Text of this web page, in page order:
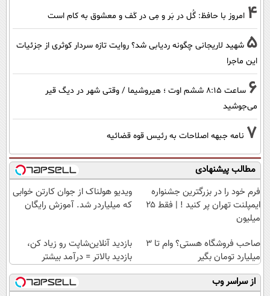
4 امروز با حافظ: گُل در بَر و مِی در کَف و معشوق به کام است
5 شهید لاریجانی چگونه ردیابی شد؟ روایت تازه سردار کوثری از جزئیات
این ماجرا
6
ساعت ۸:۱۵ ششم اوت ؛ هیروشیما / وقتی شهر در دیگ قیر
می‌جوشید
7 نامه جبهه اصلاحات به رئیس قوه قضائیه
مطالب پیشنهادی
فرم خود را در بزرگترین جشنواره
ایمپلنت تهران پر کنید ! | فقط ۲۵
میلیون
ویدیو هولناک از جوان کارتن خوابی
که میلیاردر شد. آموزش رایگان
صاحب فروشگاه هستی؟ وام تا ۳
میلیارد تومان بگیر
بازدید آنلاین‌شاپت رو زیاد کن،
بازدید بالاتر = درآمد بیشتر
از سراسر وب